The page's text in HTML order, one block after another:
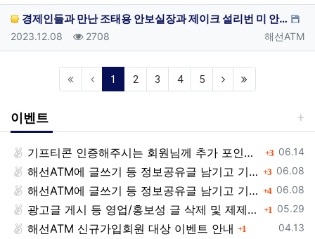
경제인들과 만난 조태용 안보실장과 제이크 설리번 미 안…
등록자
해선ATM
등록일
2023.12.08 조회
2708
1 (current)
2 3 4 5
이벤트
등록일
06.14
기프티콘 인증해주시는 회원님께 추가 포인트 쏩니다!! 3댓글
등록일
06.08
해선ATM에 글쓰기 등 정보공유글 남기고 기프티콘 받자! 3댓글
등록일
06.08
해선ATM에 글쓰기 등 정보공유글 남기고 기프티콘 받자! 4댓글
등록일
05.29
광고글 게시 등 영업/홍보성 글 삭제 및 제제대상입니다. 1댓글
등록일
04.13
해선ATM 신규가입회원 대상 이벤트 안내 1